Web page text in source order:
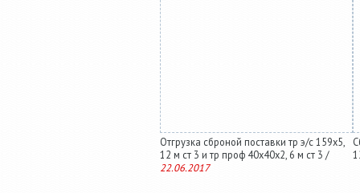
Отгрузка сброной поставки тр э/с 159х5,
12 м ст 3 и тр проф 40х40х2, 6 м ст 3 /
22.06.2017